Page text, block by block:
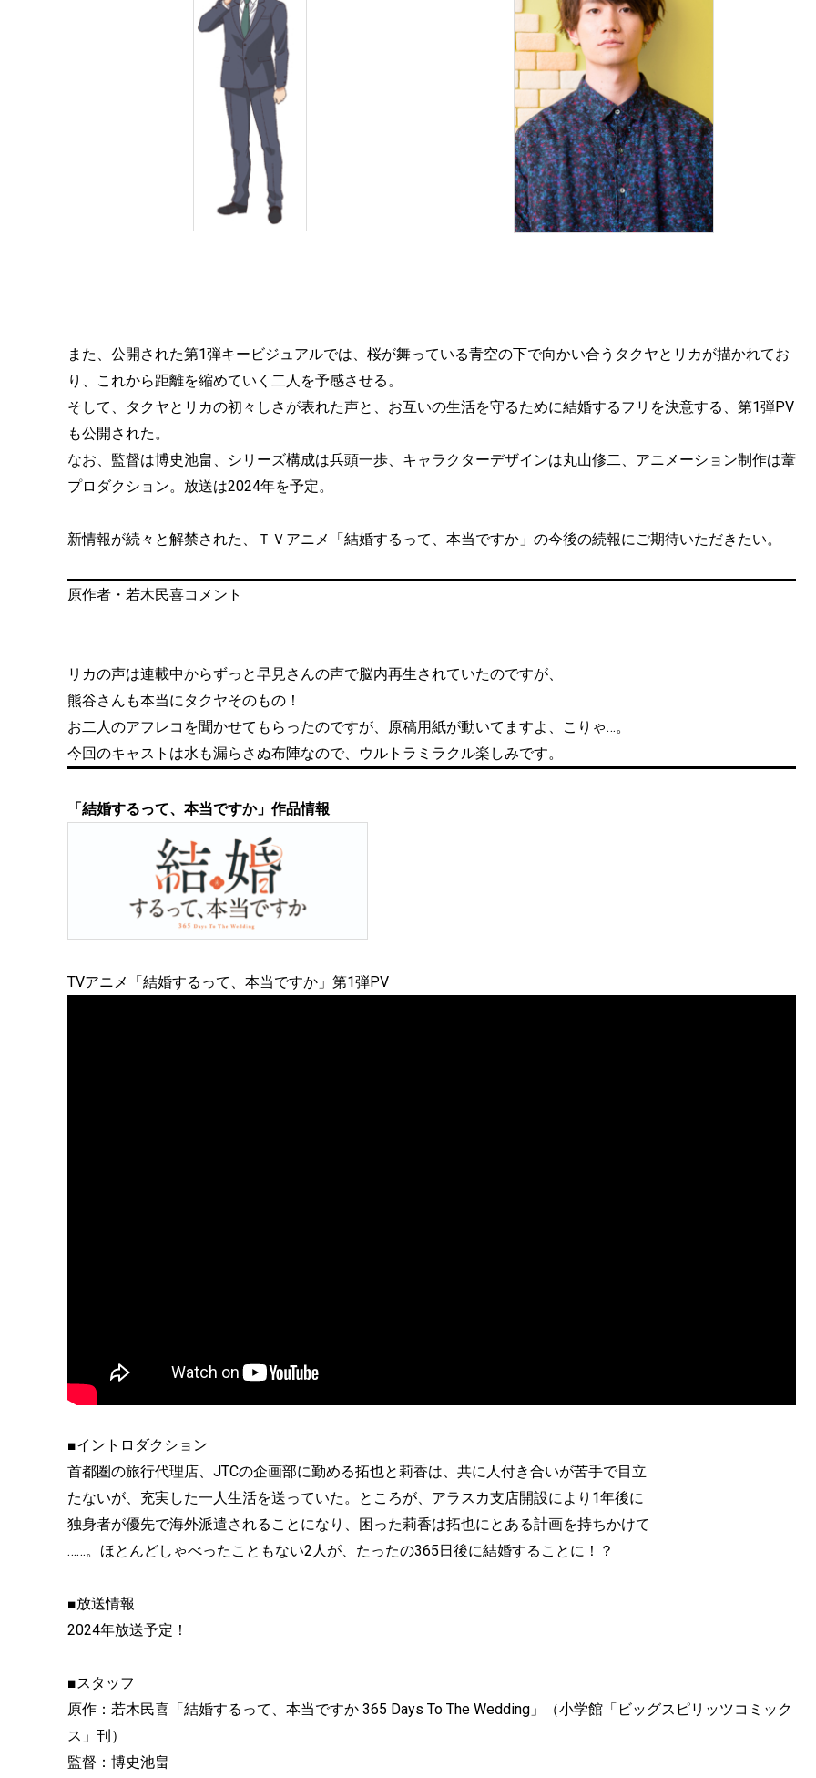
また、公開された第1弾キービジュアルでは、桜が舞っている青空の下で向かい合うタクヤとリカが描かれてお
り、これから距離を縮めていく二人を予感させる。
そして、タクヤとリカの初々しさが表れた声と、お互いの生活を守るために結婚するフリを決意する、第1弾PV
も公開された。
なお、監督は博史池畠、シリーズ構成は兵頭一歩、キャラクターデザインは丸山修二、アニメーション制作は葦
プロダクション。放送は2024年を予定。
新情報が続々と解禁された、ＴＶアニメ「結婚するって、本当ですか」の今後の続報にご期待いただきたい。
原作者・若木民喜コメント
リカの声は連載中からずっと早見さんの声で脳内再生されていたのですが、
熊谷さんも本当にタクヤそのもの！
お二人のアフレコを聞かせてもらったのですが、原稿用紙が動いてますよ、こりゃ…。
今回のキャストは水も漏らさぬ布陣なので、ウルトラミラクル楽しみです。
「結婚するって、本当ですか」作品情報
TVアニメ「結婚するって、本当ですか」第1弾PV
■イントロダクション
首都圏の旅行代理店、JTCの企画部に勤める拓也と莉香は、共に人付き合いが苦手で目立
たないが、充実した一人生活を送っていた。ところが、アラスカ支店開設により1年後に
独身者が優先で海外派遣されることになり、困った莉香は拓也にとある計画を持ちかけて
……。ほとんどしゃべったこともない2人が、たったの365日後に結婚することに！？
■放送情報
2024年放送予定！
■スタッフ
原作：若木民喜「結婚するって、本当ですか 365 Days To The Wedding」（小学館「ビッグスピリッツコミック
ス」刊）
監督：博史池畠